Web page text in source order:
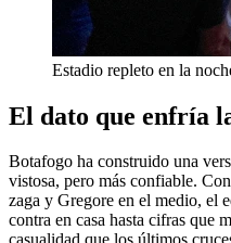
Estadio repleto en la
El dato que enfría
Botafogo ha construido una
vistosa, pero más confiable.
zaga y Gregore en el medio, el
contra en casa hasta cifras que